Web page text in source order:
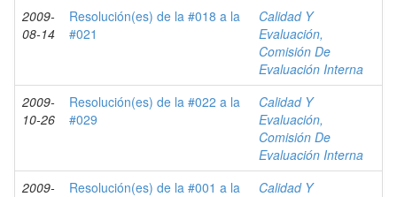
2009-
08-14
Resolución(es) de la #018 a la
#021
Calidad Y
Evaluación,
Comisión De
Evaluación Interna
2009-
10-26
Resolución(es) de la #022 a la
#029
Calidad Y
Evaluación,
Comisión De
Evaluación Interna
2009-
Resolución(es) de la #001 a la
Calidad Y